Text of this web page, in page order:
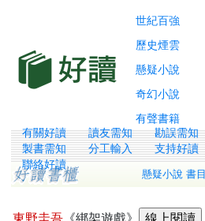
世紀百強
歷史煙雲
懸疑小說
奇幻小說
有聲書籍
有關好讀 讀友需知
勘誤需知
製書需知
分工輸入
支持好讀
聯絡好讀
懸疑小說 書目
東野圭吾 《綁架遊戲》